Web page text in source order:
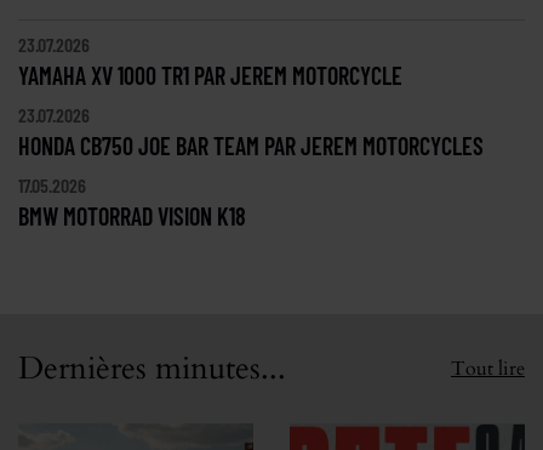
23.07.2026
YAMAHA XV 1000 TR1 PAR JEREM MOTORCYCLE
23.07.2026
HONDA CB750 JOE BAR TEAM PAR JEREM MOTORCYCLES
17.05.2026
BMW MOTORRAD VISION K18
Dernières minutes... Tout lire